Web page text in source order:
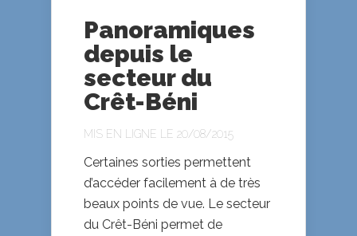
Panoramiques
depuis le
secteur du
Crêt-Béni
MIS EN LIGNE LE 20/08/2015
Certaines sorties permettent
d’accéder facilement à de très
beaux points de vue. Le secteur
du Crêt-Béni permet de